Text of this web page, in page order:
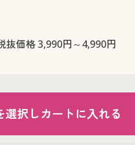
抜価格 3,990円～4,990円
選択しカートに入れる